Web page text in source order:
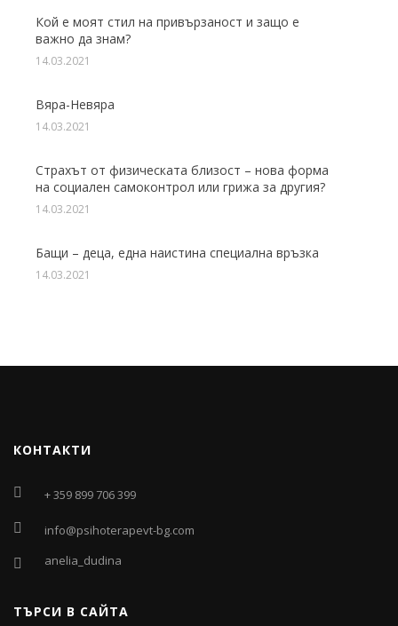
Кой е моят стил на привързаност и защо е
важно да знам?
14.03.2021
Вяра-Невяра
14.03.2021
Страхът от физическата близост – нова форма
на социален самоконтрол или грижа за другия?
14.03.2021
Бащи – деца, една наистина специална връзка
14.03.2021
КОНТАКТИ
+ 359 899 706 399
info@psihoterapevt-bg.com
anelia_dudina
ТЪРСИ В САЙТА